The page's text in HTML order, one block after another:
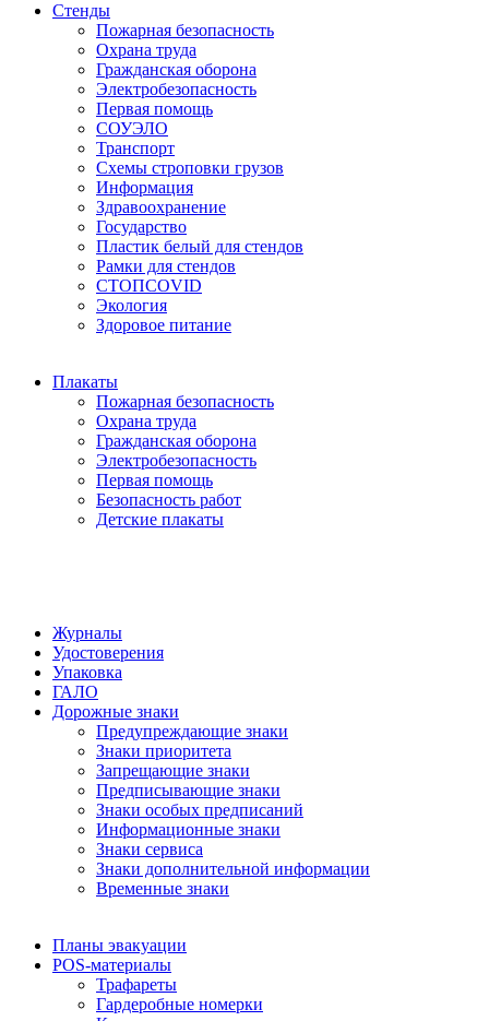
Стенды
Пожарная безопасность
Охрана труда
Гражданская оборона
Электробезопасность
Первая помощь
СОУЭЛО
Транспорт
Схемы строповки грузов
Информация
Здравоохранение
Государство
Пластик белый для стендов
Рамки для стендов
СТОПCOVID
Экология
Здоровое питание
Плакаты
Пожарная безопасность
Охрана труда
Гражданская оборона
Электробезопасность
Первая помощь
Безопасность работ
Детские плакаты
Журналы
Удостоверения
Упаковка
ГАЛО
Дорожные знаки
Предупреждающие знаки
Знаки приоритета
Запрещающие знаки
Предписывающие знаки
Знаки особых предписаний
Информационные знаки
Знаки сервиса
Знаки дополнительной информации
Временные знаки
Планы эвакуации
POS-материалы
Трафареты
Гардеробные номерки